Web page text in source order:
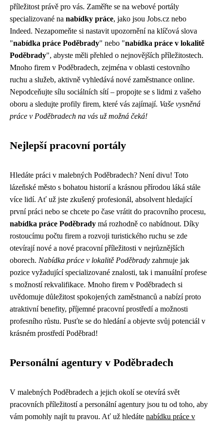
příležitost právě pro vás. Zaměřte se na webové portály
specializované na nabídky práce, jako jsou Jobs.cz nebo
Indeed. Nezapomeňte si nastavit upozornění na klíčová slova
"nabídka práce Poděbrady" nebo "nabídka práce v lokalitě
Poděbrady", abyste měli přehled o nejnovějších příležitostech.
Mnoho firem v Poděbradech, zejména v oblasti cestovního
ruchu a služeb, aktivně vyhledává nové zaměstnance online.
Nepodceňujte sílu sociálních sítí – propojte se s lidmi z vašeho
oboru a sledujte profily firem, které vás zajímají. Vaše vysněná
práce v Poděbradech na vás už možná čeká!
Nejlepší pracovní portály
Hledáte práci v malebných Poděbradech? Není divu! Toto
lázeňské město s bohatou historií a krásnou přírodou láká stále
více lidí. Ať už jste zkušený profesionál, absolvent hledající
první práci nebo se chcete po čase vrátit do pracovního procesu,
nabídka práce Poděbrady má rozhodně co nabídnout. Díky
rostoucímu počtu firem a rozvoji turistického ruchu se zde
otevírají nové a nové pracovní příležitosti v nejrůznějších
oborech. Nabídka práce v lokalitě Poděbrady zahrnuje jak
pozice vyžadující specializované znalosti, tak i manuální profese
s možností rekvalifikace. Mnoho firem v Poděbradech si
uvědomuje důležitost spokojených zaměstnanců a nabízí proto
atraktivní benefity, příjemné pracovní prostředí a možnosti
profesního růstu. Pusťte se do hledání a objevte svůj potenciál v
krásném prostředí Poděbrad!
Personální agentury v Poděbradech
V malebných Poděbradech a jejich okolí se otevírá svět
pracovních příležitostí a personální agentury jsou tu od toho, aby
vám pomohly najít tu pravou. Ať už hledáte nabídku práce v